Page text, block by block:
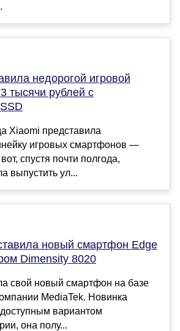
недорогой игровой
тысячи рублей с
Xiaomi представила
игровых смартфонов —
спустя почти полгода,
выпустить ул...
новый смартфон Edge
Dimensity 8020
свой новый смартфон на базе
MediaTek. Новинка
вариантом
она полу...